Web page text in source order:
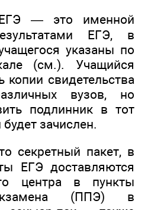
ЕГЭ — это именной
ЕГЭ, в
указаны по
(см.). Учащийся
свидетельства
вузов, но
подлинник в тот
зачислен.
секретный пакет, в
ЕГЭ доставляются
центра в пункты
(ППЭ) в